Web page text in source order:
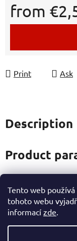
Tento web
tohoto webu
informací zde.
from
Measure price:
Print Ask
Description
Product
Rating
Other